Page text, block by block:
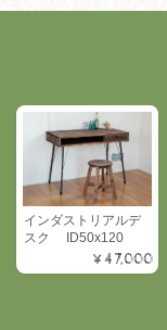
インダストリアルデ
スク ID50x120
¥47,000